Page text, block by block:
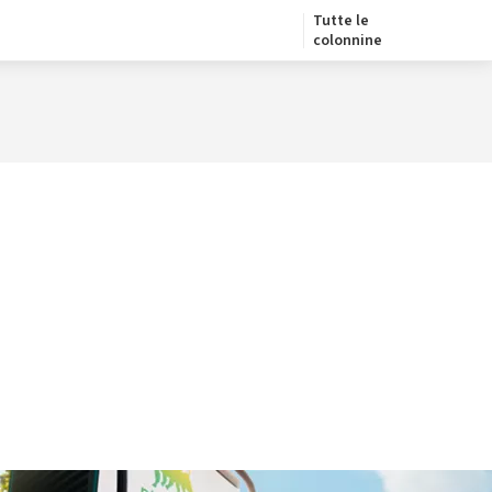
Tutte le
colonnine